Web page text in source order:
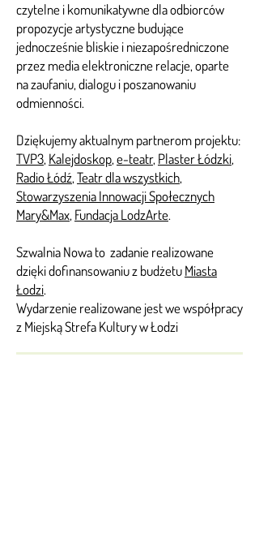
czytelne i komunikatywne dla odbiorców
propozycje artystyczne budujące
jednocześnie bliskie i niezapośredniczone
przez media elektroniczne relacje, oparte
na zaufaniu, dialogu i poszanowaniu
odmienności.
Dziękujemy aktualnym partnerom projektu:
TVP3, Kalejdoskop,e-teatr, Plaster Łódzki,
Radio Łódź,Teatr dla wszystkich,
Stowarzyszenia Innowacji Społecznych
Mary&Max, Fundacja LodzArte.
Szwalnia Nowa to zadanie realizowane
dzięki dofinansowaniu z budżetuMiasta
Łodzi.
Wydarzenie realizowane jest we współpracy
z Miejską Strefa Kultury w Łodzi